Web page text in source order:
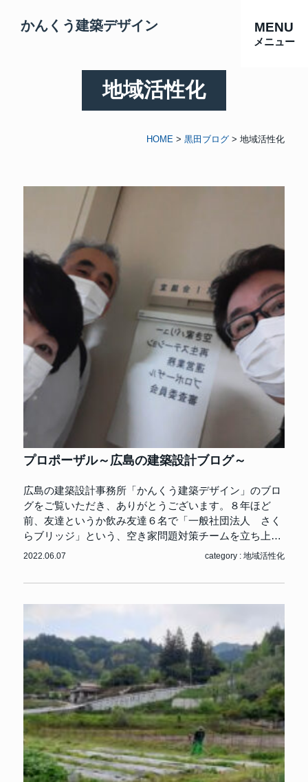
かんくう建築デザイン MENU
メニュー
地域活性化
HOME >黒田ブログ >地域活性化
プロポーザル～広島の建築設計ブログ～
広島の建築設計事務所「かんくう建築デザイン」のブロ
グをご覧いただき、ありがとうございます。８年ほど
前、友達というか飲み友達６名で「一般社団法人 さく
らブリッジ」という、空き家問題対策チームを立ち上…
2022.06.07 category :地域活性化